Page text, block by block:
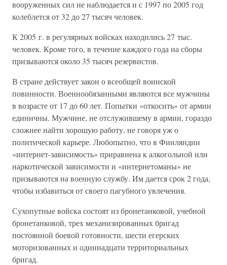
вооруженных сил не наблюдается и с 1997 по 2005 год
колеблется от 32 до 27 тысяч человек.
К 2005 г. в регулярных войсках находились 27 тыс.
человек. Кроме того, в течение каждого года на сборы
призываются около 35 тысяч резервистов.
В стране действует закон о всеобщей воинской
повинности. Военнообязанными являются все мужчины
в возрасте от 17 до 60 лет. Попытки «откосить» от армии
единичны. Мужчине, не отслужившему в армии, гораздо
сложнее найти хорошую работу, не говоря уж о
политической карьере. Любопытно, что в Финляндии
«интернет-зависимость» приравнена к алкогольной или
наркотической зависимости и «интернетоманы» не
призываются на военную службу. Им дается срок 2 года,
чтобы избавиться от своего пагубного увлечения.
Сухопутные войска состоят из бронетанковой, учебной
бронетанковой, трех механизированных бригад
постоянной боевой готовности, шести егерских
моторизованных и одиннадцати территориальных
бригад.